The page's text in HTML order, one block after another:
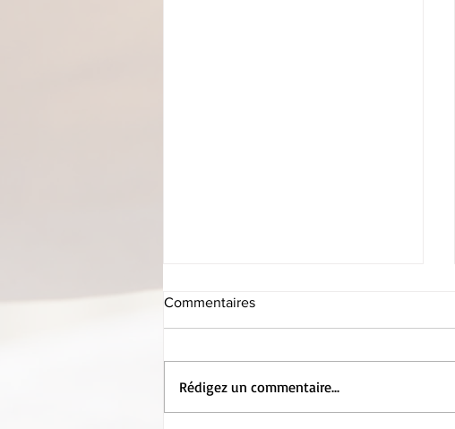
Commentaires
Rédigez un commentaire...